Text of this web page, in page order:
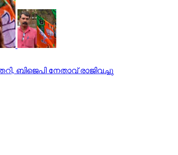
ബിജെപി നേതാവ് രാജിവച്ചു